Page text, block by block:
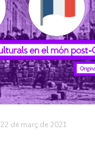
22 de març de 2021